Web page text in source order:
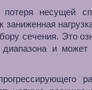
несущей
сечения. Это
диапазона и